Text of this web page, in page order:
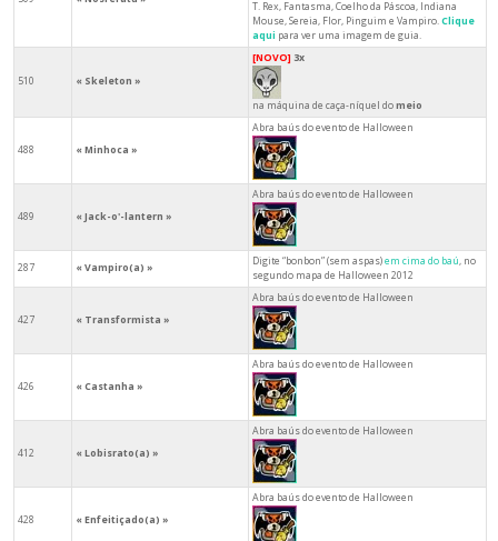
T. Rex, Fantasma, Coelho da Páscoa, Indiana
Mouse, Sereia, Flor, Pinguim e Vampiro.Clique
aqui para ver uma imagem de guia.
510 « Skeleton »
[NOVO] 3x
na máquina de caça-níquel domeio
488 « Minhoca »
Abra baús do evento de Halloween
489 « Jack-o'-lantern »
Abra baús do evento de Halloween
287 « Vampiro(a) » Digite “bonbon” (sem aspas)em cima do baú, no
segundo mapa de Halloween 2012
427 « Transformista »
Abra baús do evento de Halloween
426 « Castanha »
Abra baús do evento de Halloween
412 « Lobisrato(a) »
Abra baús do evento de Halloween
428 « Enfeitiçado(a) »
Abra baús do evento de Halloween